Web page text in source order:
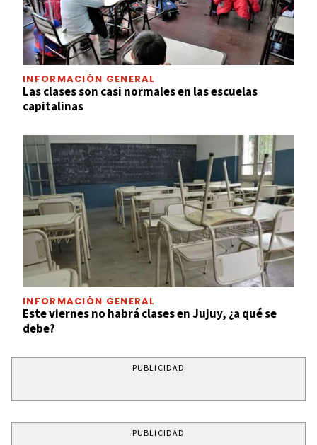
INFORMACIÓN GENERAL
Las clases son casi normales en las escuelas
capitalinas
INFORMACIÓN GENERAL
Este viernes no habrá clases en Jujuy, ¿a qué se
debe?
PUBLICIDAD
PUBLICIDAD